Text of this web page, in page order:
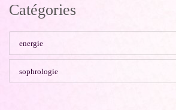
Catégories
energie
sophrologie